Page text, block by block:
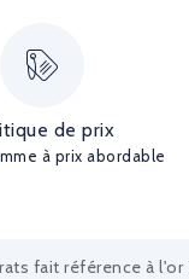
de prix
à prix abordable
fait référence à